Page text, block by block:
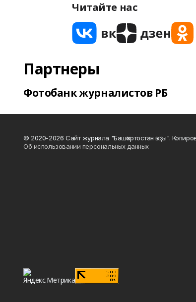
Читайте нас
Партнеры
Фотобанк журналистов РБ
© 2020-2026 Сайт журнала "Башҡортостан ҡыҙы".
Об использовании персональных данных